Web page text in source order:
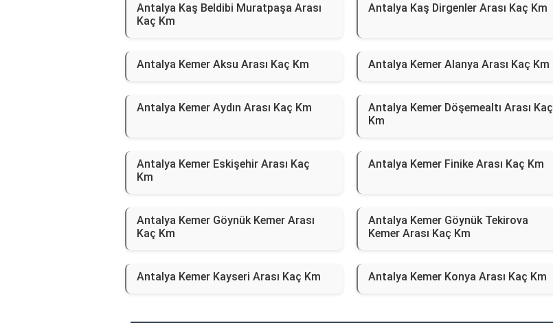
Antalya Kaş Beldibi Muratpaşa Arası
Kaç Km
Antalya Kaş Dirgenler Arası Kaç Km
Antalya Kemer Aksu Arası Kaç Km Antalya Kemer Alanya Arası Kaç Km
Antalya Kemer Aydın Arası Kaç Km
Antalya Kemer Döşemealtı Arası Kaç
Km
Antalya Kemer Eskişehir Arası Kaç
Km
Antalya Kemer Finike Arası Kaç Km
Antalya Kemer Göynük Kemer Arası
Kaç Km
Antalya Kemer Göynük Tekirova
Kemer Arası Kaç Km
Antalya Kemer Kayseri Arası Kaç Km Antalya Kemer Konya Arası Kaç Km